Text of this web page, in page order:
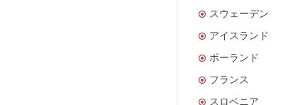
スウェーデン
アイスランド
ポーランド
フランス
スロベニア